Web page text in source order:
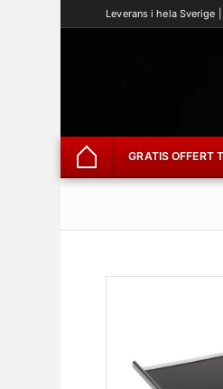
Leverans i hela Sverige
Hem
GRATIS OFFERT